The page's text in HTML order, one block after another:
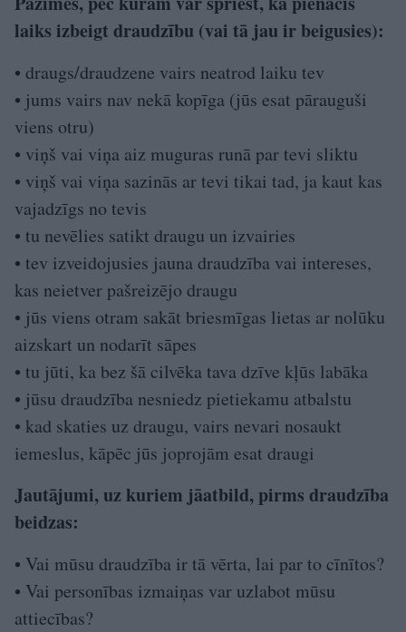
laiks izbeigt draudzību (vai tā jau ir beigusies):
• draugs/draudzene vairs neatrod laiku tev
• jums vairs nav nekā kopīga (jūs esat pārauguši
viens otru)
• viņš vai viņa aiz muguras runā par tevi sliktu
• viņš vai viņa sazinās ar tevi tikai tad, ja kaut kas
vajadzīgs no tevis
• tu nevēlies satikt draugu un izvairies
• tev izveidojusies jauna draudzība vai intereses,
kas neietver pašreizējo draugu
• jūs viens otram sakāt briesmīgas lietas ar nolūku
aizskart un nodarīt sāpes
• tu jūti, ka bez šā cilvēka tava dzīve kļūs labāka
• jūsu draudzība nesniedz pietiekamu atbalstu
• kad skaties uz draugu, vairs nevari nosaukt
iemeslus, kāpēc jūs joprojām esat draugi
Jautājumi, uz kuriem jāatbild, pirms draudzība
beidzas:
• Vai mūsu draudzība ir tā vērta, lai par to cīnītos?
• Vai personības izmaiņas var uzlabot mūsu
attiecības?